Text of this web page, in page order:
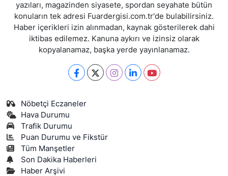
yazıları, magazinden siyasete, spordan seyahate bütün
konuların tek adresi Fuardergisi.com.tr'de bulabilirsiniz.
Haber içerikleri izin alınmadan, kaynak gösterilerek dahi
iktibas edilemez. Kanuna aykırı ve izinsiz olarak
kopyalanamaz, başka yerde yayınlanamaz.
Nöbetçi Eczaneler
Hava Durumu
Trafik Durumu
Puan Durumu ve Fikstür
Tüm Manşetler
Son Dakika Haberleri
Haber Arşivi